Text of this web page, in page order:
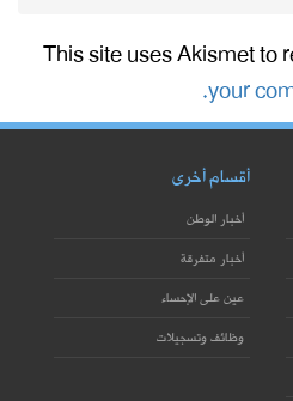
This site uses Akismet to
your
أقسام أخرى
أخبار الوطن
أخبار متفرقة
عين على الإحساء
وظائف وتسجيلات